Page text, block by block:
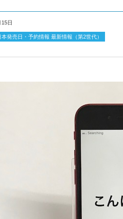
日
本発売日・予約情報 最新情報（第2世代）